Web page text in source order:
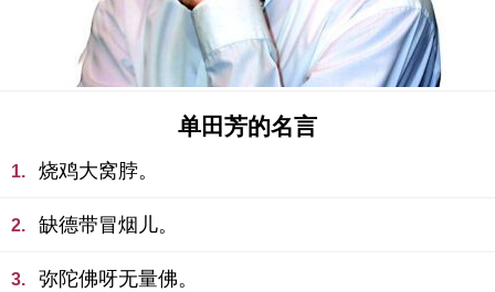
单田芳的名言
1. 烧鸡大窝脖。
2. 缺德带冒烟儿。
3. 弥陀佛呀无量佛。